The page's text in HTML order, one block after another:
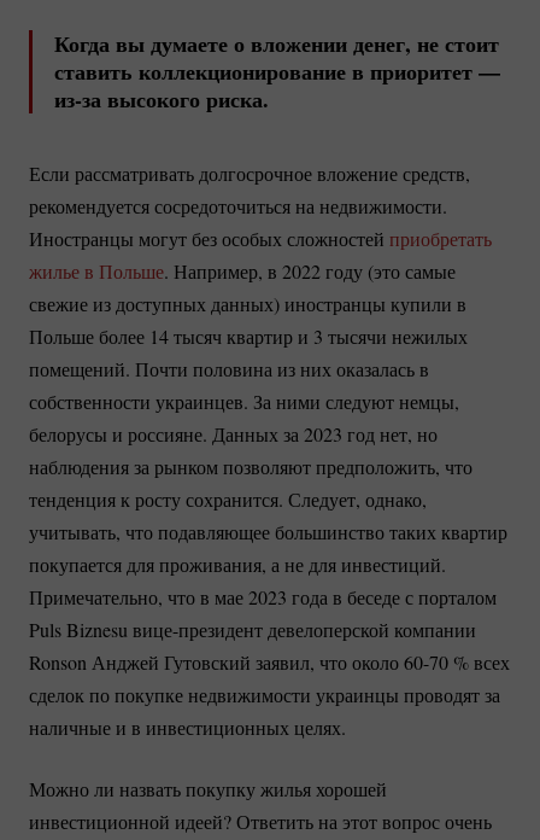
Когда вы думаете о вложении денег, не стоит
ставить коллекционирование в приоритет —
из-завысокого риска.
Если рассматривать долгосрочное вложение средств,
рекомендуется сосредоточиться на недвижимости.
Иностранцы могут без особых сложностей приобретать
жилье в Польше. Например, в 2022 году (это самые
свежие из доступных данных) иностранцы купили в
Польше более 14 тысяч квартир и 3 тысячи нежилых
помещений. Почти половина из них оказалась в
собственности украинцев. За ними следуют немцы,
белорусы и россияне. Данных за 2023 год нет, но
наблюдения за рынком позволяют предположить, что
тенденция к росту сохранится. Следует, однако,
учитывать, что подавляющее большинство таких квартир
покупается для проживания, а не для инвестиций.
Примечательно, что в мае 2023 года в беседе с порталом
Puls Biznesu вице-президентдевелоперской компании
Ronson Анджей Гутовский заявил, что около60-70 % всех
сделок по покупке недвижимости украинцы проводят за
наличные и в инвестиционных целях.
Можно ли назвать покупку жилья хорошей
инвестиционной идеей? Ответить на этот вопрос очень